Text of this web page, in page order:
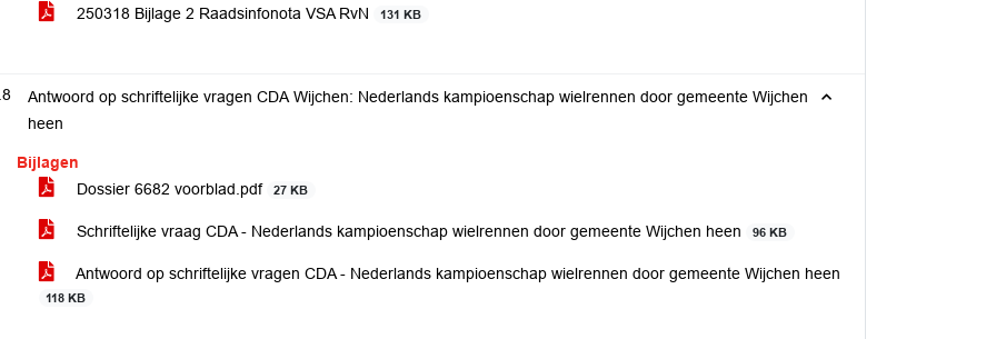
250318 Bijlage 2 Raadsinfonota VSA RvN 131 KB
Antwoord op schriftelijke vragen CDA Wijchen: Nederlands kampioenschap wielrennen door gemeente Wijchen
heen
Bijlagen
Dossier 6682 voorblad.pdf
27 KB
Schriftelijke vraag CDA - Nederlands kampioenschap wielrennen door gemeente Wijchen heen 96 KB
Antwoord op schriftelijke vragen CDA - Nederlands kampioenschap wielrennen door gemeente Wijchen heen
118 KB